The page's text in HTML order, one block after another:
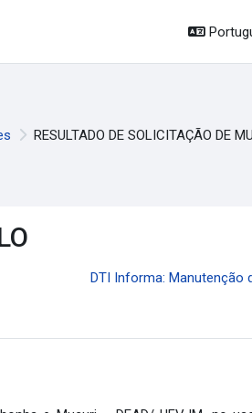
RESULTADO DE SOLICITAÇÃO DE
DTI Informa: Manutenção